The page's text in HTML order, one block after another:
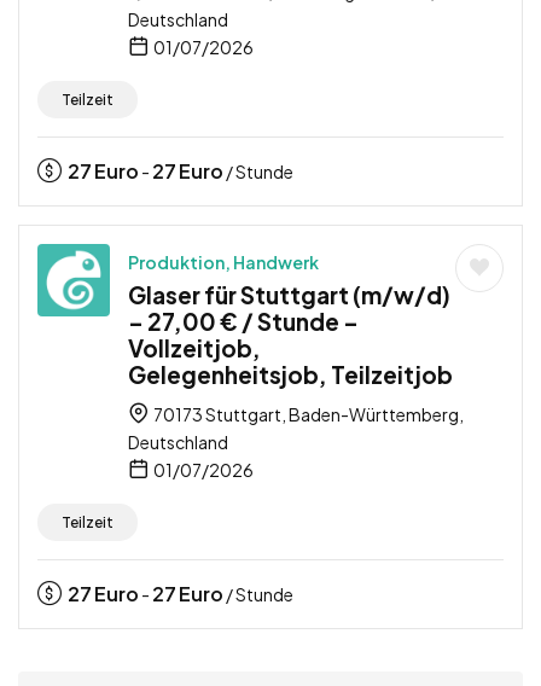
Deutschland
01/07/2026
Teilzeit
27Euro - 27Euro / Stunde
Produktion, Handwerk
Glaser für Stuttgart (m/w/d)
– 27,00 € / Stunde –
Vollzeitjob,
Gelegenheitsjob, Teilzeitjob
70173 Stuttgart, Baden-Württemberg,
Deutschland
01/07/2026
Teilzeit
27Euro - 27Euro / Stunde